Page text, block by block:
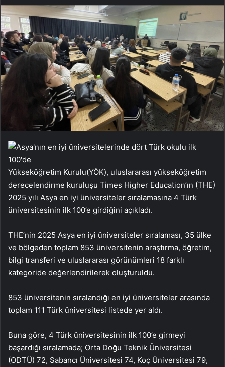
Yükseköğretim Kurulu(YÖK), uluslararası yükseköğretim
derecelendirme kuruluşu Times Higher Education’ın (THE)
2025 yılı Asya en iyi üniversiteler sıralamasına 4 Türk
üniversitesinin ilk 100’e girdiğini açıkladı.
THE’nin 2025 Asya en iyi üniversiteler sıralaması, 35 ülke
ve bölgeden toplam 853 üniversitenin araştırma, öğretim,
bilgi transferi ve uluslararası görünümleri 18 farklı
kategoride değerlendirilerek oluşturuldu.
853 üniversitenin sıralandığı en iyi üniversiteler arasında
toplam 111 Türk üniversitesi listede yer aldı.
Buna göre, 4 Türk üniversitesinin ilk 100’e girmeyi
başardığı sıralamada; Orta Doğu Teknik Üniversitesi
(ODTÜ) 72, Sabancı Üniversitesi 74, Koç Üniversitesi 79,